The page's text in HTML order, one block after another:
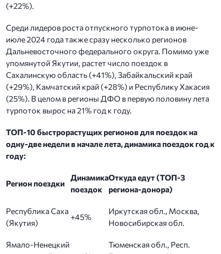
(+22%).
Среди лидеров роста отпускного турпотока в июне-
июле 2024 года также сразу несколько регионов
Дальневосточного федерального округа. Помимо уже
упомянутой Якутии, растет число поездок в
Сахалинскую область (+41%), Забайкальский край
(+29%), Камчатский край (+28%) и Республику Хакасия
(25%). В целом в регионы ДФО в первую половину лета
турпоток вырос на 21% год к году.
ТОП-10 быстрорастущих регионов для поездок на
одну-две недели в начале лета, динамика поездок год к
году:
Регион поездки
Динамика
поездок
Откуда едут (ТОП-3
региона-донора)
Республика Саха
(Якутия)
+45%
Иркутская обл., Москва,
Новосибирская обл.
Ямало-Ненецкий
Тюменская обл., Респ.